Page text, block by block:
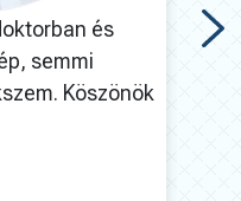
és
semmi
Köszönök
A